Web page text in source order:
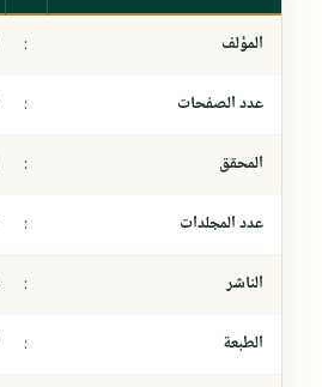
المؤلف :
عدد الصفحات :
المحقق :
عدد المجلدات :
الناشر :
الطبعة :